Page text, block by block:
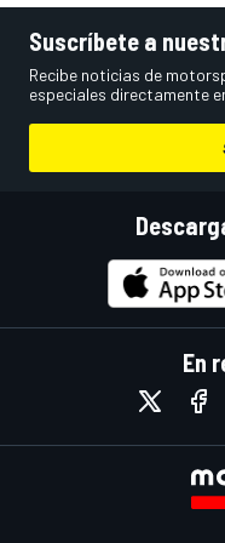
Suscríbete a
Recibe noticias de
especiales directamente
En